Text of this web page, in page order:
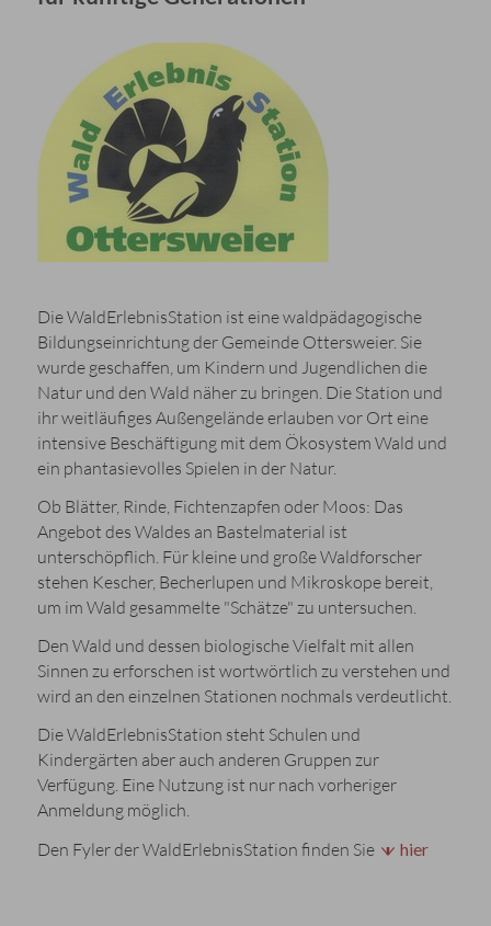
Die WaldErlebnisStation ist eine waldpädagogische
Bildungseinrichtung der Gemeinde Ottersweier. Sie
wurde geschaffen, um Kindern und Jugendlichen die
Natur und den Wald näher zu bringen. Die Station und
ihr weitläufiges Außengelände erlauben vor Ort eine
intensive Beschäftigung mit dem Ökosystem Wald und
ein phantasievolles Spielen in der Natur.
Ob Blätter, Rinde, Fichtenzapfen oder Moos: Das
Angebot des Waldes an Bastelmaterial ist
unterschöpflich. Für kleine und große Waldforscher
stehen Kescher, Becherlupen und Mikroskope bereit,
um im Wald gesammelte "Schätze" zu untersuchen.
Den Wald und dessen biologische Vielfalt mit allen
Sinnen zu erforschen ist wortwörtlich zu verstehen und
wird an den einzelnen Stationen nochmals verdeutlicht.
Die WaldErlebnisStation steht Schulen und
Kindergärten aber auch anderen Gruppen zur
Verfügung. Eine Nutzung ist nur nach vorheriger
Anmeldung möglich.
Den Fyler der WaldErlebnisStation finden Sie
hier